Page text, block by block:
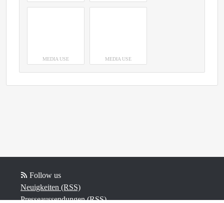
MEDIA USE MEDIA USE
Follow us
Neuigkeiten (RSS)
Presseaussendungen (RSS)